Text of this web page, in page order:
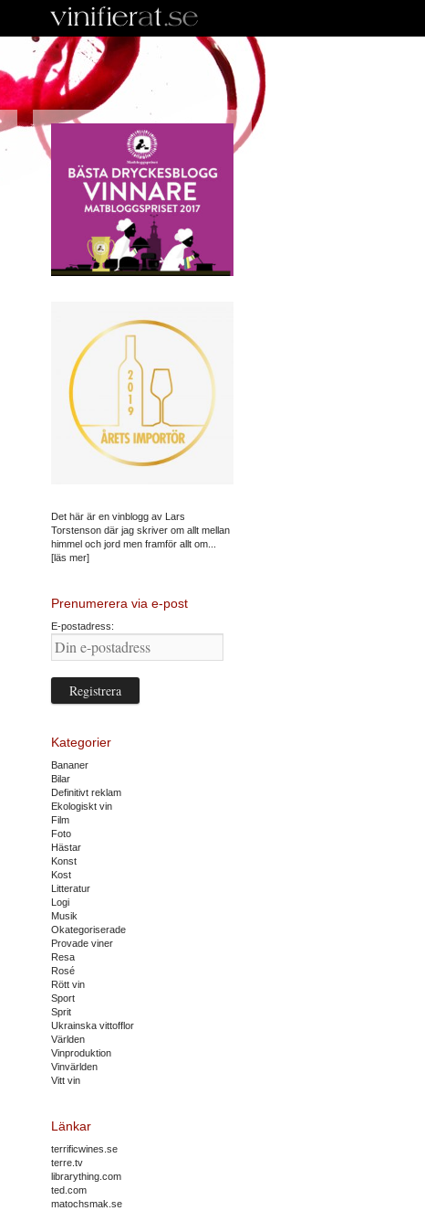
Det här är en vinblogg av Lars
Torstenson där jag skriver om allt mellan
himmel och jord men framför allt om...
[läs mer]
Prenumerera via e-post
E-postadress:
Kategorier
Bananer
Bilar
Definitivt reklam
Ekologiskt vin
Film
Foto
Hästar
Konst
Kost
Litteratur
Logi
Musik
Okategoriserade
Provade viner
Resa
Rosé
Rött vin
Sport
Sprit
Ukrainska vittofflor
Världen
Vinproduktion
Vinvärlden
Vitt vin
Länkar
terrificwines.se
terre.tv
librarything.com
ted.com
matochsmak.se